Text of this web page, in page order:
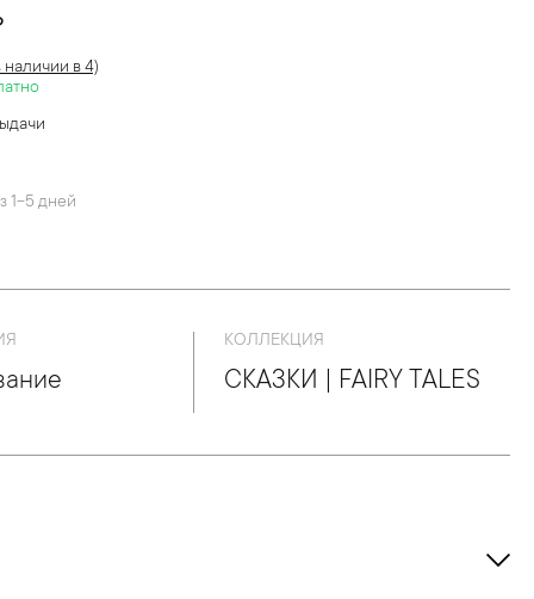
наличии в 4)
1-5 дней
КОЛЛЕКЦИЯ
СКАЗКИ | FAIRY TALES